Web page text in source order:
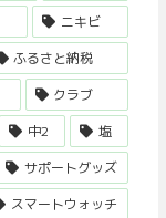
ニキビ
ふるさと納税
クラブ
中2
塩
サポートグッズ
スマートウォッチ